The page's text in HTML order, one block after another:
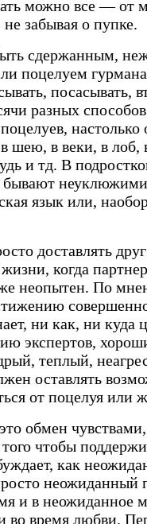
можно все — от
забывая о пупке.
сдержанным,
поцелуем
посасывать,
разных
поцелуев,
шею, в веки, в лоб,
и тд. В
бывают
язык или,
доставлять
когда
неопытен. По
ни как, ни куда
экспертов,
теплый,
оставлять
от поцелуя или
обмен
чтобы
как
неожиданный
и в неожиданное
во время любви.